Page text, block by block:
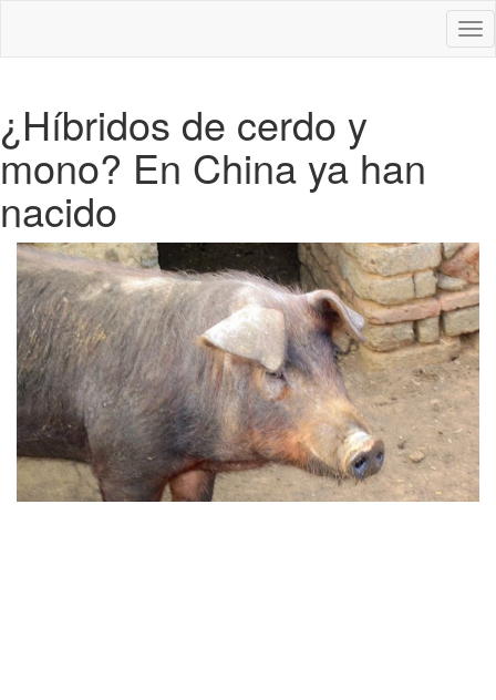
¿Híbridos de cerdo y
mono? En China ya han
nacido